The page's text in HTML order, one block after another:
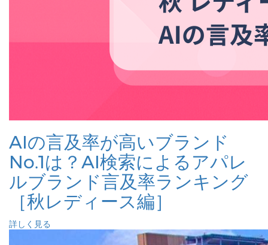
AIの言及率が高いブランド
No.1は？AI検索によるアパレ
ルブランド言及率ランキング
［秋レディース編］
詳しく見る